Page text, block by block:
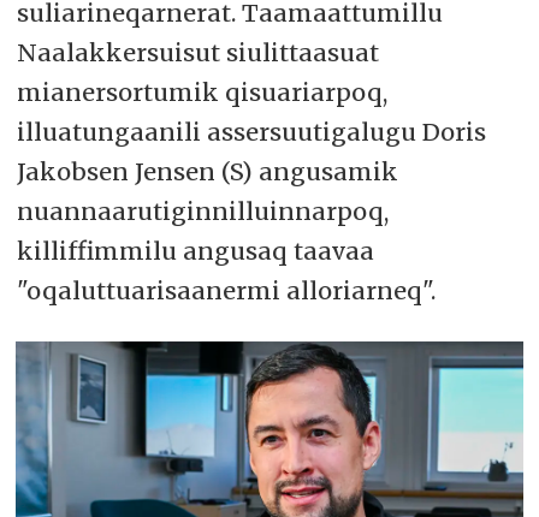
suliarineqarnerat. Taamaattumillu
Naalakkersuisut siulittaasuat
mianersortumik qisuariarpoq,
illuatungaanili assersuutigalugu Doris
Jakobsen Jensen (S) angusamik
nuannaarutiginnilluinnarpoq,
killiffimmilu angusaq taavaa
"oqaluttuarisaanermi alloriarneq".